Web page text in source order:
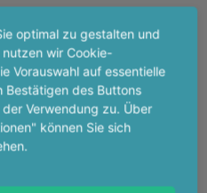
optimal zu gestalten und
wir Cookie-
Vorauswahl auf essentielle
Bestätigen des Buttons
Verwendung zu. Über
können Sie sich